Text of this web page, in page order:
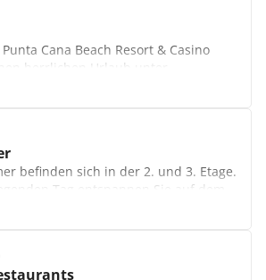
Cana Beach Resort & Casino
herrlichen Urlaub unter
Freuen Sie sich auf gemütlich
im Miniclub der Hotelanlage stets
Uhr nehmen Ihre Sprösslinge an
befinden sich in der 2. und 3. Etage.
Tag entspannen Sie auf dem
sich ein leckeres Getränk, denn der
sind gemütlich eingerichtet und